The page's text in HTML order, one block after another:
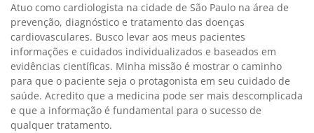
Atuo como cardiologista na cidade de São Paulo na área de
prevenção, diagnóstico e tratamento das doenças
cardiovasculares. Busco levar aos meus pacientes
informações e cuidados individualizados e baseados em
evidências científicas. Minha missão é mostrar o caminho
para que o paciente seja o protagonista em seu cuidado de
saúde. Acredito que a medicina pode ser mais descomplicada
e que a informação é fundamental para o sucesso de
qualquer tratamento.